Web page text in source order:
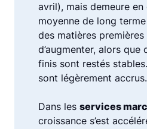
avril), mais demeure en
moyenne de long
des matières
d’augmenter, alors
finis sont restés
sont légèrement accrus.
Dans les services
croissance s’est